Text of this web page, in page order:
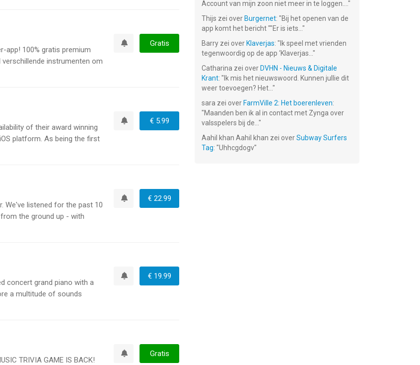
app! 100% gratis premium
instrumenten om
Gratis
of their award winning
platform. As being the first
€ 5.99
We've listened for the past 10
the ground up - with
€ 22.99
concert grand piano with a
a multitude of sounds
€ 19.99
TRIVIA GAME IS BACK!
Gratis
Account van mijn zoon niet meer in te loggen.... "
Thijs zei over Burgernet: "Bij het openen van de
app komt het bericht ""Er is iets... "
Barry zei over Klaverjas: " Ik speel met vrienden
tegenwoordig op de app ‘Klaverjas... "
Catharina zei over DVHN - Nieuws & Digitale
Krant: " Ik mis het nieuwswoord. Kunnen jullie dit
weer toevoegen? Het... "
sara zei over FarmVille 2: Het boerenleven:
"Maanden ben ik al in contact met Zynga over
valsspelers bij de... "
Aahil khan Aahil khan zei overSubway Surfers
Tag: "Uhhcgdogv"